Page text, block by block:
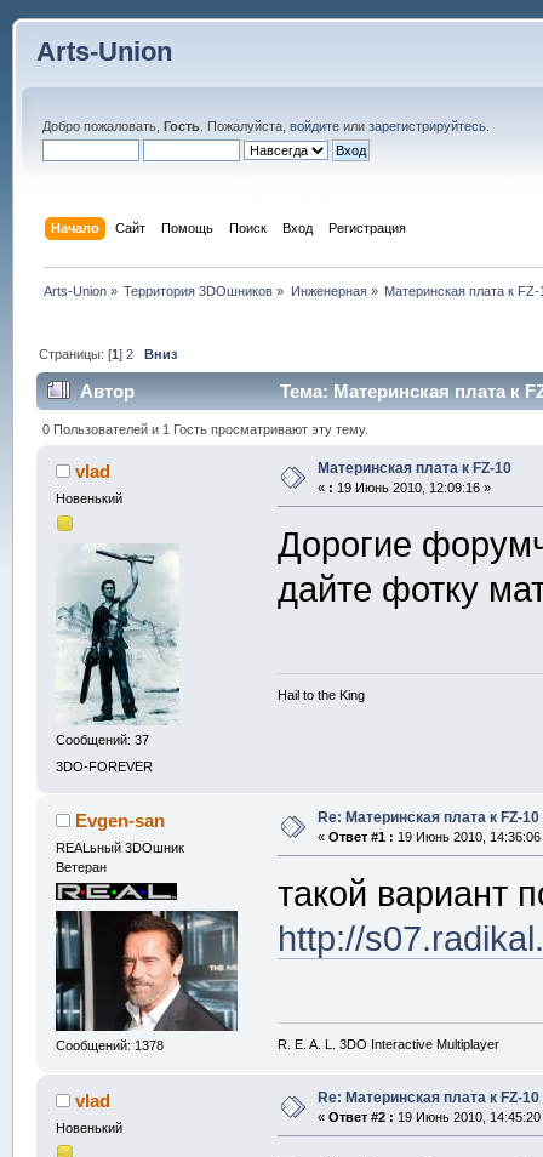
Arts-Union
Добро пожаловать, Гость. Пожалуйста, войдитеили зарегистрируйтесь.
Начало Сайт Помощь Поиск Вход Регистрация
Arts-Union » Территория 3DOшников » Инженерная» Материнская плата к FZ-
Страницы: [1]2 Вниз
Автор Тема: Материнская плата к
0 Пользователей и 1 Гость просматривают эту тему.
vlad
Новенький
Сообщений: 37
3DO-FOREVER
Материнская плата к FZ-10
« : 19 Июнь 2010, 12:09:16 »
Дорогие
дайте фотку
Hail to the King
Evgen-san
REALьный 3DOшник
Ветеран
Сообщений: 1378
Re: Материнская плата к FZ-10
« Ответ #1 : 19 Июнь 2010, 14:36:06
такой вариант
http://
R. E. A. L. 3DO Interactive Multiplayer
vlad
Новенький
Re: Материнская плата к FZ-10
« Ответ #2 : 19 Июнь 2010, 14:45:20